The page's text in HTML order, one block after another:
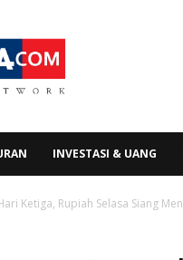
INVESTASI & UANG
Ketiga, Rupiah Selasa Siang